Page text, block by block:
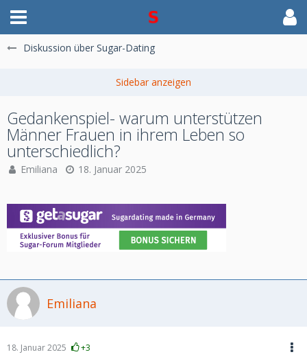
Diskussion über Sugar-Dating
Gedankenspiel- warum unterstützen
Männer Frauen in ihrem Leben so
unterschiedlich?
Emiliana 18. Januar 2025
Emiliana
18. Januar 2025 +3